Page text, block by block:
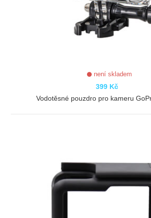
není skladem
399 Kč
Vodotěsné pouzdro pro kameru